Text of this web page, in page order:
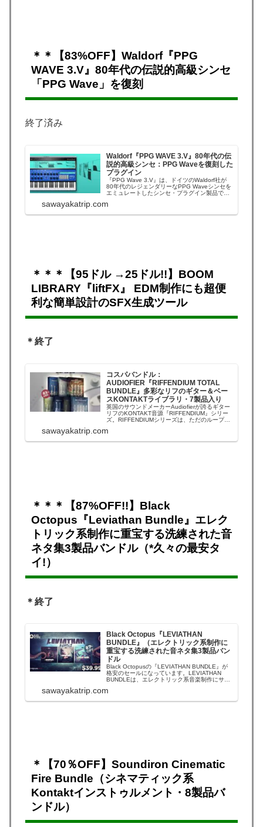
＊＊【83%OFF】Waldorf『PPG
WAVE 3.V』80年代の伝説的高級シンセ
「PPG Wave」を復刻
終了済み
Waldorf『PPG WAVE 3.V』80年代の伝
説的高級シンセ：PPG Waveを復刻した
プラグイン
『PPG Wave 3.V』は、ドイツのWaldorf社が
80年代のレジェンダリーなPPG Waveシンセを
エミュレートしたシンセ・プラグイン製品です
ったPPG Waveシンセでした。）Audio Plugin
sawayakatrip.com
＊＊＊【95ドル →25ドル!!】BOOM
LIBRARY『liftFX』 EDM制作にも超便
利な簡単設計のSFX生成ツール
＊終了
コスパバンドル：
AUDIOFIER『RIFFENDIUM TOTAL
BUNDLE』多彩なリフのギター＆ベー
スKONTAKTライブラリ・7製品入り
英国のサウンドメーカーAudiofierが誇るギター
リフのKONTAKT音源『RIFFENDIUM』シリー
ズ。RIFFENDIUMシリーズは、ただのループの
トです。膨大な収録ギターループと
sawayakatrip.com
＊＊＊【87%OFF!!】Black
Octopus『Leviathan Bundle』エレク
トリック系制作に重宝する洗練された音
ネタ集3製品バンドル（*久々の最安タ
イ!）
＊終了
Black Octopus『LEVIATHAN
BUNDLE』（エレクトリック系制作に
重宝する洗練された音ネタ集3製品バン
ドル
Black Octopusの『LEVIATHAN BUNDLE』が
格安のセールになっています。LEVIATHAN
BUNDLEは、エレクトリック系音楽制作にサッ
ション・3製品のバンドルです。人気製品。
sawayakatrip.com
＊【70％OFF】Soundiron Cinematic
Fire Bundle（シネマティック系
Kontaktインストゥルメント・8製品バ
ンドル）